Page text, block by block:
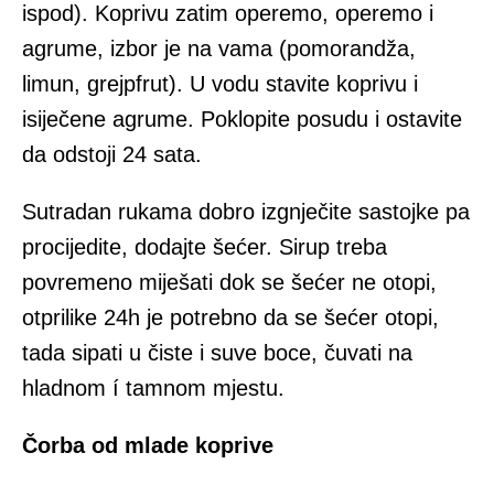
ispod). Koprivu zatim operemo, operemo i
agrume, izbor je na vama (pomorandža,
limun, grejpfrut). U vodu stavite koprivu i
isiječene agrume. Poklopite posudu i ostavite
da odstoji 24 sata.
Sutradan rukama dobro izgnječite sastojke pa
procijedite, dodajte šećer. Sirup treba
povremeno miješati ԁοk se šećer ne otopi,
otprilike 24h je potrebno da se šećer otopi,
tada sipati u čiste i suve boce, čuvati na
hladnom í tamnom mjestu.
Čorba od mlade koprive